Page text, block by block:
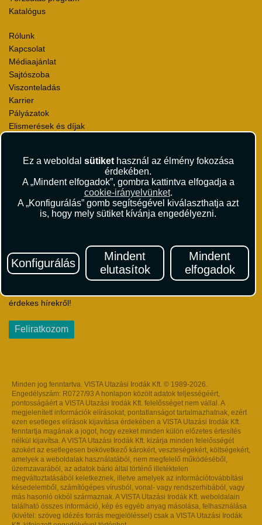
Ez a weboldal sütikethasznál az élmény fokozása
érdekében.
A „Mindent elfogadok”, gombra kattintva elfogadja a
cookie-irányelvünket.
A „Konfigurálás” gomb segítségével kiválaszthatja azt
is, hogy mely sütiket kívánja engedélyezni.
Konfigurálás
Mindent
elutasítok
Mindent
elfogadok
Katalógus
Rólunk
Kapcsolat
Médiaajánlat
Sajtószoba
Viszonteladás
Karrier
Pályázatok
Elismerések és díjak
Utazási Csomag Szerződési Feltételek
Útlemondás-biztosítás Szerződési Feltételek
Utasbiztosítás Szerződési Feltételek
Repülőjegy Szerződési Feltételek
Adatvédelem
Hírlevél
Iratkozzon fel Magyarország egyik legszínesebb utazási
érdekes hírekről!
Feliratkozom
Minden jog fenntartva. VISTA Utazási Irodák Kft. © 1989-2026.
Engedélyszám: R0727/93 A honlapon közölt adatok teljességéért,
pontosságáért a VISTA Utazási Irodák Kft. felelősséget nem vállal. A
megjelenített információk elírásokat, pontatlanságot tartalmazhatnak, ezért
ezen esetleges elírások kijavítása érdekében a VISTA Utazási Irodák Kft.
fenntartja magának a jogot, hogy ezeket minden külön előzetes értesítés
nélkül kijavítsa. A VISTA Utazási Irodák Kft. kizárja minden felelősségét
azokért az esetlegesen bekövetkező károkért, veszteségekért, költségekért,
amelyek a weboldalak használatából, nem megfelelő működéséből,
üzemzavarából, az adatok bárki által történő illetéktelen
megváltoztatásából keletkeznek, illetve amelyek az információtovábbítási
késedelemből, számítógépes vírusból, vonal- vagy rendszerhibából, vagy
más hasonló okból származnak. A VISTA Utazási Irodák Kft. weboldalain
található összes információ, kép és egyéb anyag másolása, felhasználása
(kivétel: szöveg idézés forrás megjelöléssel) csak a VISTA Utazási Irodák